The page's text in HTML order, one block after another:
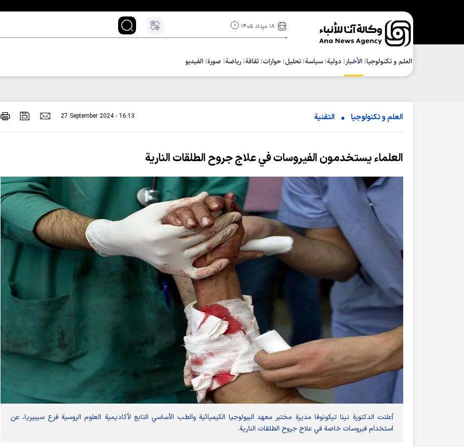
۱۸ مرداد ۱۴۰۵
العلم و تکنولوجیا الأخبار دولية سياسة تحلیل حوارات ثقافة رياضة صورة الفيديو
العلم و تکنولوجیا التقنیة 27 September 2024 - 16:13
العلماء يستخدمون الفيروسات في علاج جروح الطلقات النارية
أعلنت الدكتورة نينا تيكونوفا مديرة مختبر معهد البيولوجيا الكيميائية والطب الأساسي التابع لأكاديمية العلوم الروسية فرع سيبيريا، عن
استخدام فيروسات خاصة في علاج جروح الطلقات النارية.